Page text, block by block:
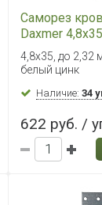
Саморез
Daxmer
(250 шт)
4,8х35, до 2,32
белый цинк
Наличие: 34
622 руб. /